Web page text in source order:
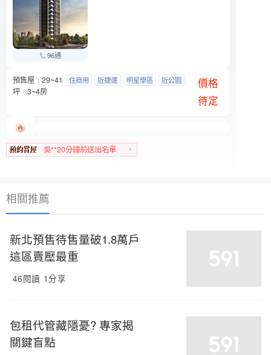
96通
友座大學之道
文山區 羅斯福路五段90號附近
預售屋
29~41
坪
3~4房
住商用 近捷運 明星學區 近公園
價格
待定
吳**20分鐘前送出名單
相關推薦
新北預售待售量破1.8萬戶
這區賣壓最重
46閱讀 1分享
包租代管藏隱憂? 專家揭
關鍵盲點